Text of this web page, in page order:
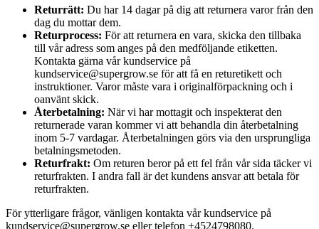
Returrätt: Du har 14 dagar på dig att returnera varor från den
dag du mottar dem.
Returprocess: För att returnera en vara, skicka den tillbaka
till vår adress som anges på den medföljande etiketten.
Kontakta gärna vår kundservice på
kundservice@supergrow.se för att få en returetikett och
instruktioner. Varor måste vara i originalförpackning och i
oanvänt skick.
Återbetalning: När vi har mottagit och inspekterat den
returnerade varan kommer vi att behandla din återbetalning
inom 5-7 vardagar. Återbetalningen görs via den ursprungliga
betalningsmetoden.
Returfrakt: Om returen beror på ett fel från vår sida täcker vi
returfrakten. I andra fall är det kundens ansvar att betala för
returfrakten.
För ytterligare frågor, vänligen kontakta vår kundservice på
kundservice@supergrow.se eller telefon +4524798080.